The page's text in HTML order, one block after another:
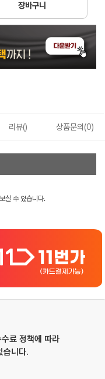
장바구니
리뷰() 상품문의(0)
실 수 있습니다.
료 정책에 따라
습니다.